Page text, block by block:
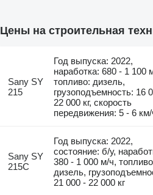
Цены на строительная
Sany SY
215
Год выпуска: 2022,
наработка: 680 - 1 100
топливо: дизель,
грузоподъемность: 16
22 000 кг, скорость
передвижения: 5 - 6 км/
Sany SY
215C
Год выпуска: 2022,
состояние: б/у,
380 - 1 000 м/ч,
дизель,
21 000 - 22 000 кг